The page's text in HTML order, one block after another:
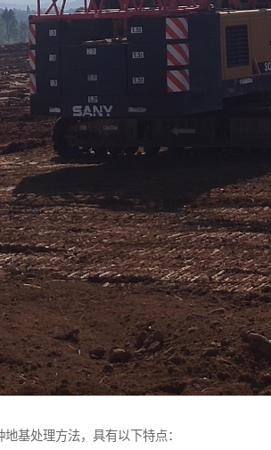
基处理方法，具有以下特点：